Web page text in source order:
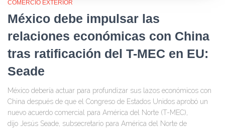
COMERCIO EXTERIOR
México debe impulsar las
relaciones económicas con China
tras ratificación del T-MEC en EU:
Seade
México debería actuar para profundizar sus lazos económicos con
China después de que el Congreso de Estados Unidos aprobó un
nuevo acuerdo comercial para América del Norte (T-MEC),
dijo Jesús Seade, subsecretario para América del Norte de